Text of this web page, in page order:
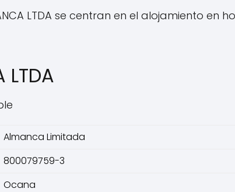
LTDA se centran en el alojamiento en
Almanca Limitada
800079759-3
Ocana